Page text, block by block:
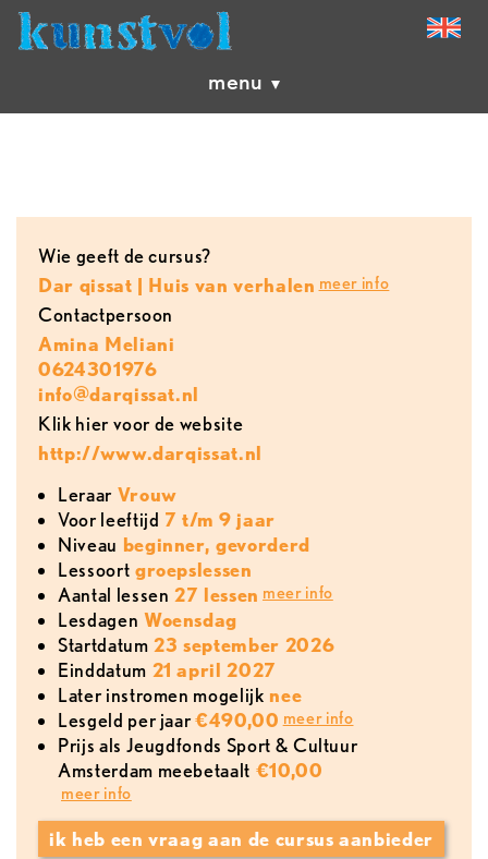
menu
Wie geeft de cursus?
Dar qissat | Huis van verhalen meer info
contactpersoon
Amina Meliani
0624301976
info@darqissat.nl
Klik hier voor de website
http://www.darqissat.nl
leraarVrouw
voor leeftijd 7 t/m 9 jaar
Niveau beginner, gevorderd
lessoort groepslessen
aantal lessen 27 lessen meer info
lesdagen Woensdag
Startdatum 23 september 2026
Einddatum 21 april 2027
later instromen mogelijk nee
lesgeld per jaar€490,00 meer info
Prijs als Jeugdfonds Sport & Cultuur
Amsterdam meebetaalt €10,00
meer info
ik heb een vraag aan de cursus aanbieder